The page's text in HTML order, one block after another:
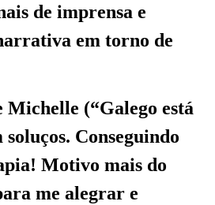
de imprensa e
em torno de
Michelle (“Galego está
soluços. Conseguindo
Motivo mais do
me alegrar e